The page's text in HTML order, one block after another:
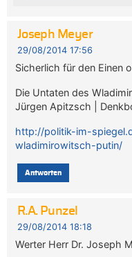
Joseph Meyer
29/08/2014 17:56
Sicherlich für den Einen
Die Untaten des
Jürgen Apitzsch |
http://politik-im-
wladimirowitsch-putin/
Antworten
R.A. Punzel
29/08/2014 18:18
Werter Herr Dr. Joseph